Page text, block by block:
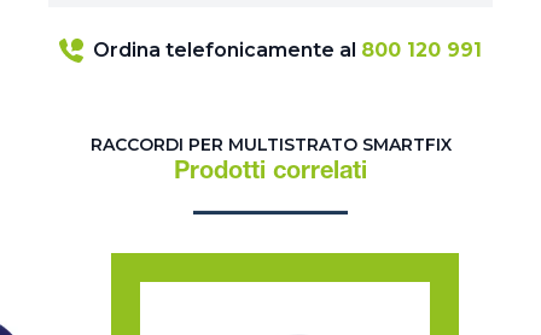
Ordina telefonicamente al 800 120 991
RACCORDI PER MULTISTRATO SMARTFIX
Prodotti correlati